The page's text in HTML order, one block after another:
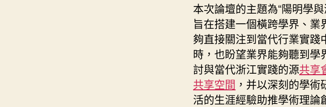
本次論壇的主題為“陽明學
旨在搭建一個橫跨學界、
夠直接關注到當代行業實
時，也盼望業界能夠聽到
討與當代浙江實踐的源共享
共享空間 ，并以深刻的學
活的生涯經驗助推學術理論